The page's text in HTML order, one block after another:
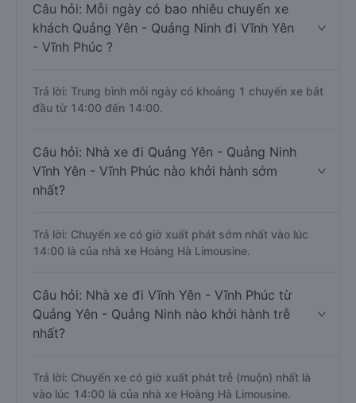
Câu hỏi: Mỗi ngày có bao nhiêu chuyến xe
khách Quảng Yên - Quảng Ninh đi Vĩnh Yên
- Vĩnh Phúc ?
Trả lời: Trung bình mỗi ngày có khoảng 1 chuyến xe bắt
đầu từ 14:00 đến 14:00.
Câu hỏi: Nhà xe đi Quảng Yên - Quảng Ninh
Vĩnh Yên - Vĩnh Phúc nào khởi hành sớm
nhất?
Trả lời: Chuyến xe có giờ xuất phát sớm nhất vào lúc
14:00 là của nhà xe Hoàng Hà Limousine.
Câu hỏi: Nhà xe đi Vĩnh Yên - Vĩnh Phúc từ
Quảng Yên - Quảng Ninh nào khởi hành trễ
nhất?
Trả lời: Chuyến xe có giờ xuất phát trễ (muộn) nhất là
vào lúc 14:00 là của nhà xe Hoàng Hà Limousine.